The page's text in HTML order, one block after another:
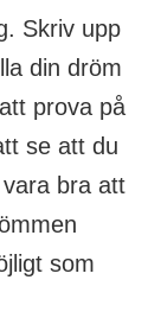
Skriv upp
din dröm
prova på
se att du
bra att
som